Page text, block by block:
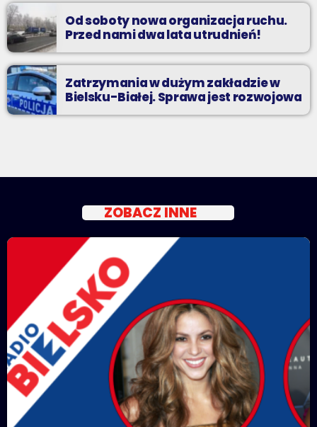
Od soboty nowa organizacja ruchu.
Przed nami dwa lata utrudnień!
Zatrzymania w dużym zakładzie w
Bielsku-Białej. Sprawa jest rozwojowa
ZOBACZ INNE